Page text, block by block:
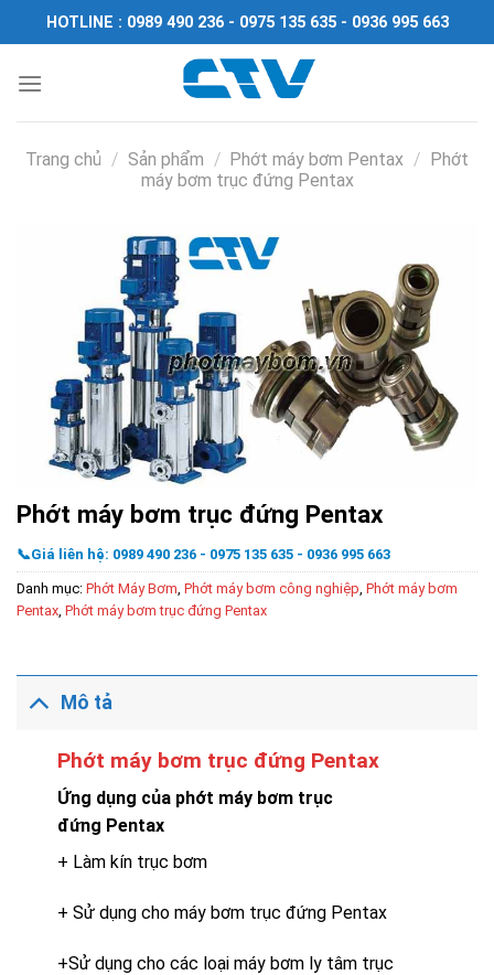
Chuyển
đến
dung
HOTLINE : 0989 490 236 - 0975 135 635 - 0936 995 663
Trang chủ / Sản phẩm / Phớt máy bơm Pentax / Phớt
máy bơm trục đứng Pentax
Phớt máy bơm trục đứng Pentax
📞Giá liên hệ: 0989 490 236 - 0975 135 635 - 0936 995 663
Danh mục: Phớt Máy Bơm Phớt máy bơm công nghiệp Phớt máy bơm
Pentax Phớt máy bơm trục đứng Pentax
Mô tả
Phớt máy bơm trục đứng Pentax
Ứng dụng của phớt máy bơm trục
đứng Pentax
+ Làm kín trục bơm
+ Sử dụng cho máy bơm trục đứng Pentax
+Sử dụng cho các loại máy bơm ly tâm trục